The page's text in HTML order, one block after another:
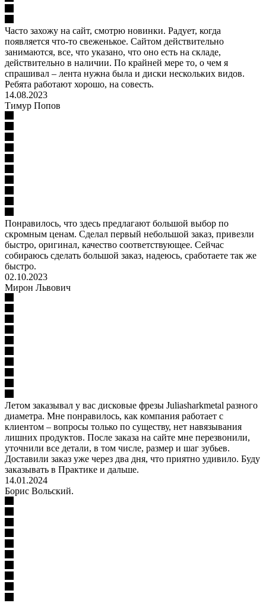
Часто захожу на сайт, смотрю новинки. Радует, когда
появляется что-то свеженькое. Сайтом действительно
занимаются, все, что указано, что оно есть на складе,
действительно в наличии. По крайней мере то, о чем я
спрашивал – лента нужна была и диски нескольких видов.
Ребята работают хорошо, на совесть.
14.08.2023
Тимур Попов
Понравилось, что здесь предлагают большой выбор по
скромным ценам. Сделал первый небольшой заказ, привезли
быстро, оригинал, качество соответствующее. Сейчас
собираюсь сделать большой заказ, надеюсь, сработаете так же
быстро.
02.10.2023
Мирон Львович
Летом заказывал у вас дисковые фрезы Juliasharkmetal разного
диаметра. Мне понравилось, как компания работает с
клиентом – вопросы только по существу, нет навязывания
лишних продуктов. После заказа на сайте мне перезвонили,
уточнили все детали, в том числе, размер и шаг зубьев.
Доставили заказ уже через два дня, что приятно удивило. Буду
заказывать в Практике и дальше.
14.01.2024
Борис Вольский.